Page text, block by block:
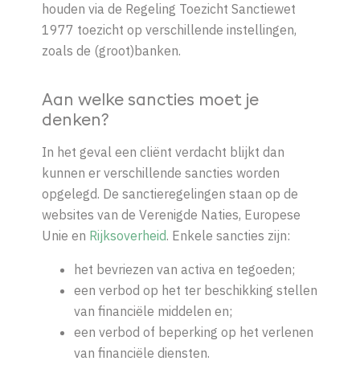
houden via de Regeling Toezicht Sanctiewet
1977 toezicht op verschillende instellingen,
zoals de (groot)banken.
Aan welke sancties moet je
denken?
In het geval een cliënt verdacht blijkt dan
kunnen er verschillende sancties worden
opgelegd. De sanctieregelingen staan op de
websites van de Verenigde Naties, Europese
Unie en Rijksoverheid. Enkele sancties zijn:
het bevriezen van activa en tegoeden;
een verbod op het ter beschikking stellen
van financiële middelen en;
een verbod of beperking op het verlenen
van financiële diensten.